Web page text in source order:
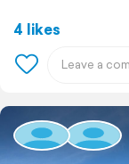
4 likes